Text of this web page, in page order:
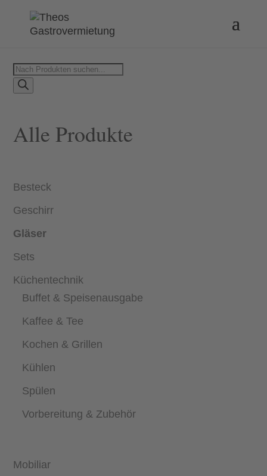
Products
search
Alle Produkte
Besteck
Geschirr
Gläser
Sets
Küchentechnik
Buffet & Speisenausgabe
Kaffee & Tee
Kochen & Grillen
Kühlen
Spülen
Vorbereitung & Zubehör
Mobiliar